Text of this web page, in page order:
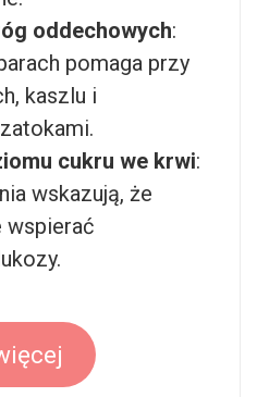
oddechowych:
pomaga przy
kaszlu i
cukru we krwi:
wskazują, że
wspierać